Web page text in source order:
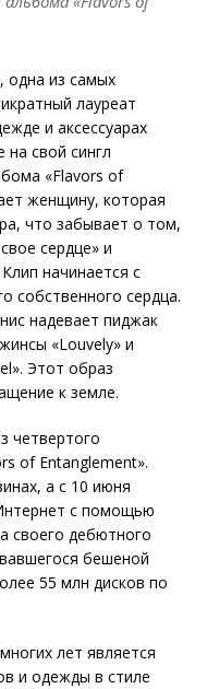
одна из самых
лауреат
и аксессуарах
на свой сингл
«Flavors of
женщину, которая
что забывает о том,
сердце» и
начинается с
собственного сердца.
надевает пиджак
«Louvely» и
Этот образ
к земле.
четвертого
of Entanglement».
а с 10 июня
с помощью
своего дебютного
бешеной
55 млн дисков по
лет является
и одежды в стиле